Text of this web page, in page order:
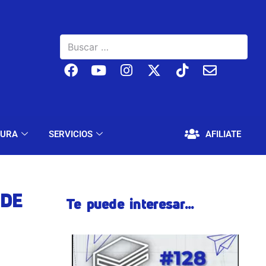
SERVICIOS AFILIATE
EDUCACIÓN Y CULTURA SERVICIOS
Te puede interesar...